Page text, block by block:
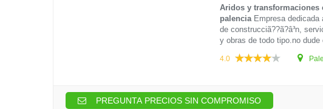
Aridos y transformaciones
palenciaEmpresa dedicada
de construcciã??ã?â³n,
y obras de todo tipo.no dude
4.0
PREGUNTA PRECIOS SIN COMPROMISO